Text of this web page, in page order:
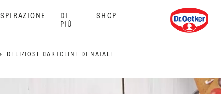
ISPIRAZIONE
DI
PIÙ
SHOP Dr. Oetker
DELIZIOSE CARTOLINE DI NATALE